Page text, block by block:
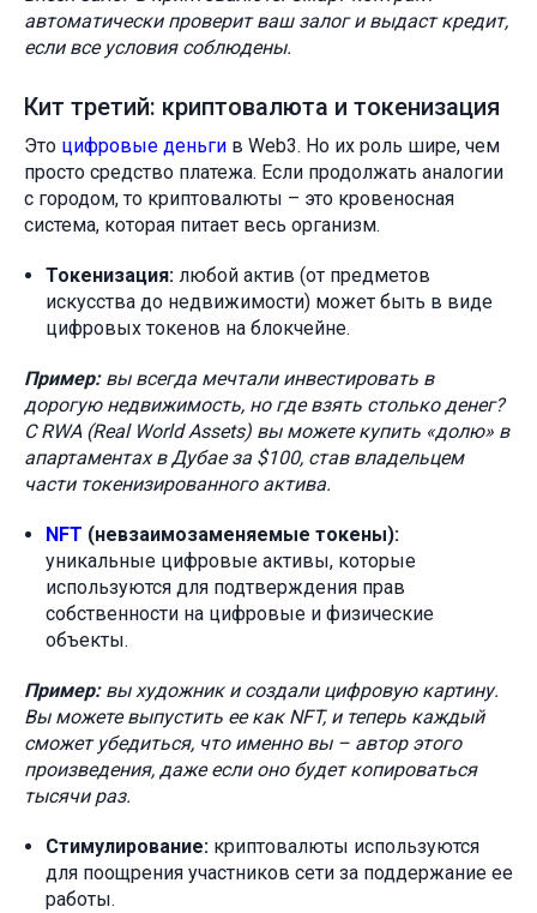
автоматически проверит ваш залог и выдаст кредит,
если все условия соблюдены.
Кит третий: криптовалюта и токенизация
Это цифровые деньги в Web3. Но их роль шире, чем
просто средство платежа. Если продолжать аналогии
с городом, то криптовалюты – это кровеносная
система, которая питает весь организм.
Токенизация: любой актив (от предметов
искусства до недвижимости) может быть в виде
цифровых токенов на блокчейне.
Пример:вы всегда мечтали инвестировать в
дорогую недвижимость, но где взять столько денег?
С RWA (Real World Assets) вы можете купить «долю» в
апартаментах в Дубае за $100, став владельцем
части токенизированного актива.
NFT (невзаимозаменяемые токены):
уникальные цифровые активы, которые
используются для подтверждения прав
собственности на цифровые и физические
объекты.
Пример:вы художник и создали цифровую картину.
Вы можете выпустить ее как NFT, и теперь каждый
сможет убедиться, что именно вы – автор этого
произведения, даже если оно будет копироваться
тысячи раз.
Стимулирование: криптовалюты используются
для поощрения участников сети за поддержание ее
работы.